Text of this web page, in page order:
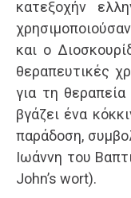
κατεξοχήν
και ο
θεραπευτικές
για τη
βγάζει ένα
παράδοση,
Ιωάννη του
John’s wort).